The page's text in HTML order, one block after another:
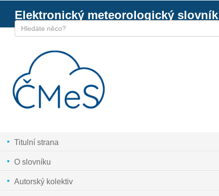
Elektronický meteorologický slovník
Titulní strana
O slovníku
Autorský kolektiv